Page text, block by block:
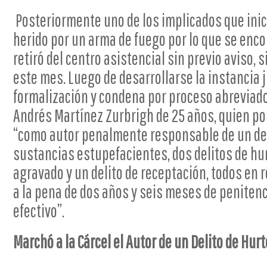
Posteriormente uno de los implicados que
herido por un arma de fuego por lo que se
retiró del centro asistencial sin previo aviso,
este mes. Luego de desarrollarse la
formalización y condena por proceso
Andrés Martínez Zurbrigh de 25 años, quien
“como autor penalmente responsable de un
sustancias estupefacientes, dos delitos de
agravado y un delito de receptación, todos
a la pena de dos años y seis meses de
efectivo”.
Marchó a la Cárcel el Autor de un Delito de